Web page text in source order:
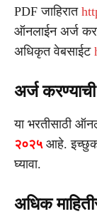
PDF जाहिरात
ऑनलाईन अर्ज
अधिकृत वेबसाईट
अर्ज
या भरतीसाठी
२०२५ आहे. इच्छुक
घ्यावा.
अधिक